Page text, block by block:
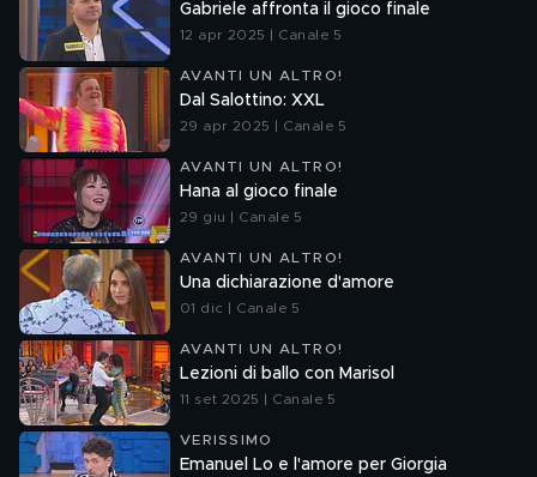
Gabriele affronta il gioco finale
12 apr 2025 | Canale 5
AVANTI UN ALTRO!
Dal Salottino: XXL
29 apr 2025 | Canale 5
AVANTI UN ALTRO!
Hana al gioco finale
29 giu | Canale 5
AVANTI UN ALTRO!
Una dichiarazione d'amore
01 dic | Canale 5
AVANTI UN ALTRO!
Lezioni di ballo con Marisol
11 set 2025 | Canale 5
VERISSIMO
Emanuel Lo e l'amore per Giorgia